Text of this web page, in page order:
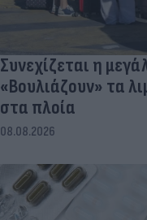
Συνεχίζεται η
«Βουλιάζουν» τα
στα πλοία
08.08.2026